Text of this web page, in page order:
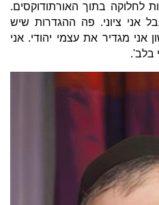
לחלוקה בתוך האורתודוקסים.
אני ציוני. פה ההגדרות שיש
אני מגדיר את עצמי יהודי. אני
בלב'.